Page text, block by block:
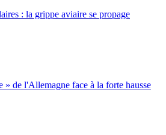
: la grippe aviaire se propage
» de l'Allemagne face à la forte hausse